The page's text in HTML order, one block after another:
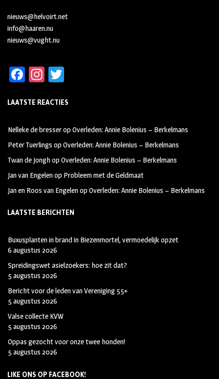
nieuws@helvoirt.net
info@haaren.nu
nieuws@vught.nu
Fa
b
oo
k
In
ag
m
tt
LAATSTE REACTIES
Nelleke de bresseropOverleden: Annie Bolenius – Berkelmans
Peter Tuerlings opOverleden: Annie Bolenius – Berkelmans
Twan de JonghopOverleden: Annie Bolenius – Berkelmans
Jan van Engelenop Probleem met de Geldmaat
Jan en Roos van EngelenopOverleden: Annie Bolenius – Berkelmans
LAATSTE BERICHTEN
Buxusplanten in brand in Biezenmortel, vermoedelijk opzet
6 augustus 2026
Spreidingswet asielzoekers: hoe zit dat?
5 augustus 2026
Bericht voor de leden van Vereniging 55+
5 augustus 2026
Valse collecte KVW
5 augustus 2026
Oppas gezocht voor onze twee honden!
5 augustus 2026
LIKE ONS OP FACEBOOK!